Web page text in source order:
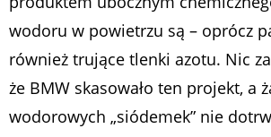
wodoru w powietrzu są – oprócz
również trujące tlenki azotu. Nic
że BMW skasowało ten projekt, a
wodorowych „siódemek” nie